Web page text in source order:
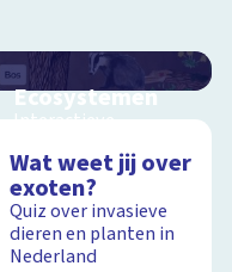
Ecosystemen
Interactieve
Veluwe
Wat weet jij over
exoten?
Quiz over invasieve
dieren en planten in
Nederland